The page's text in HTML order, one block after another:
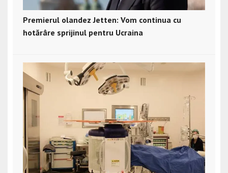
Premierul olandez Jetten: Vom continua cu
hotărâre sprijinul pentru Ucraina